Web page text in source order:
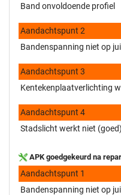
Band onvoldoende profiel
Aandachtspunt 2
Bandenspanning niet op
Aandachtspunt 3
Kentekenplaatverlichting
Aandachtspunt 4
Stadslicht werkt niet (goed)
APK goedgekeurd na
Aandachtspunt 1
Bandenspanning niet op